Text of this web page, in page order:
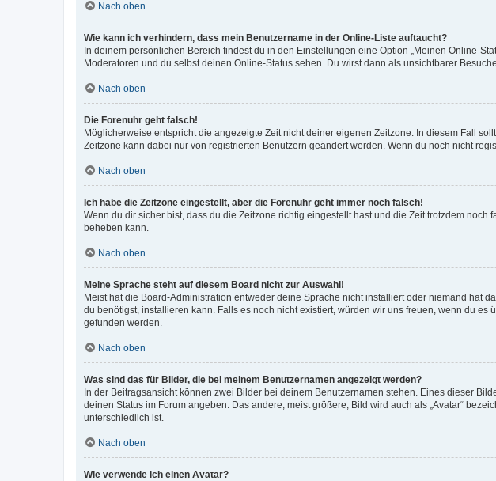
Nach oben
Wie kann ich verhindern, dass mein Benutzername in der Online-Liste auftaucht?
In deinem persönlichen Bereich findest du in den Einstellungen eine Option „Meinen Online-
Moderatoren und du selbst deinen Online-Status sehen. Du wirst dann als unsichtbarer
Nach oben
Die Forenuhr geht falsch!
Möglicherweise entspricht die angezeigte Zeit nicht deiner eigenen Zeitzone. In diesem Fall
Zeitzone kann dabei nur von registrierten Benutzern geändert werden. Wenn du noch nicht
Nach oben
Ich habe die Zeitzone eingestellt, aber die Forenuhr geht immer noch falsch!
Wenn du dir sicher bist, dass du die Zeitzone richtig eingestellt hast und die Zeit trotzdem
beheben kann.
Nach oben
Meine Sprache steht auf diesem Board nicht zur Auswahl!
Meist hat die Board-Administration entweder deine Sprache nicht installiert oder niemand hat
du benötigst, installieren kann. Falls es noch nicht existiert, würden wir uns freuen, wenn du
gefunden werden.
Nach oben
Was sind das für Bilder, die bei meinem Benutzernamen angezeigt werden?
In der Beitragsansicht können zwei Bilder bei deinem Benutzernamen stehen. Eines dieser
deinen Status im Forum angeben. Das andere, meist größere, Bild wird auch als „Avatar“
unterschiedlich ist.
Nach oben
Wie verwende ich einen Avatar?